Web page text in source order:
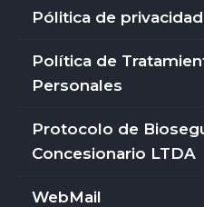
Pólitica de privacidad
Política de
Personales
Protocolo de
Concesionario LTDA
WebMail